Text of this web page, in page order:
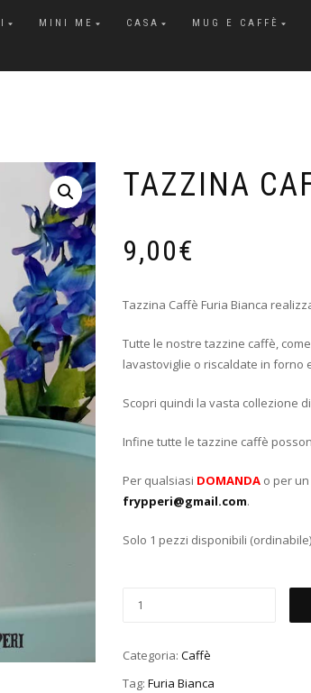
MINI ME CASA MUG E CAFFÈ
TAZZINA
9,00€
Tazzina Caffè Furia Bianca
Tutte le nostre tazzine caffè,
lavastoviglie o riscaldate in forno
Scopri quindi la vasta collezione
Infine tutte le tazzine caffè
Per qualsiasi DOMANDA o per un
frypperi@gmail.com.
Solo 1 pezzi disponibili (ordinabile)
Categoria: Caffè
Tag: Furia Bianca